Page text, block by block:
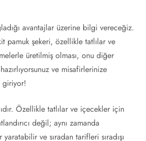
avantajlar üzerine bilgi vereceğiz.
pamuk şekeri, özellikle tatlılar ve
üretilmiş olması, onu diğer
ve misafirlerinize
giriyor!
Özellikle tatlılar ve içecekler için
değil; aynı zamanda
ve sıradan tarifleri sıradışı